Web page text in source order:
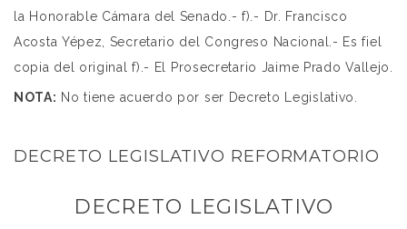
la Honorable Cámara del Senado.- f).- Dr. Francisco
Acosta Yépez, Secretario del Congreso Nacional.- Es fiel
copia del original f).- El Prosecretario Jaime Prado Vallejo.
NOTA: No tiene acuerdo por ser Decreto Legislativo.
DECRETO LEGISLATIVO REFORMATORIO
DECRETO LEGISLATIVO